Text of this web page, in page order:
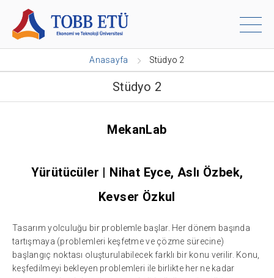
Anasayfa Stüdyo 2
Stüdyo 2
MekanLab
Yürütücüler | Nihat Eyce, Aslı Özbek,
Kevser Özkul
Tasarım yolculuğu bir problemle başlar. Her dönem başında
tartışmaya (problemleri keşfetme ve çözme sürecine)
başlangıç noktası oluşturulabilecek farklı bir konu verilir. Konu,
keşfedilmeyi bekleyen problemleri ile birlikte her ne kadar